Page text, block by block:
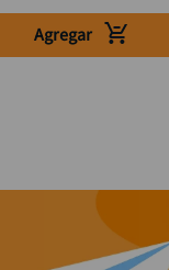
Agregar